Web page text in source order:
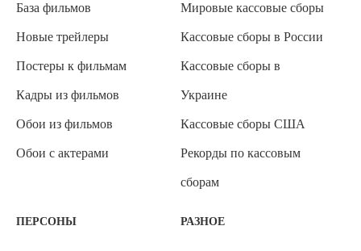
База фильмов
Новые трейлеры
Постеры к фильмам
Кадры из фильмов
Обои из фильмов
Обои с актерами
Мировые кассовые сборы
Кассовые сборы в России
Кассовые сборы в
Украине
Кассовые сборы США
Рекорды по кассовым
сборам
ПЕРСОНЫ РАЗНОЕ